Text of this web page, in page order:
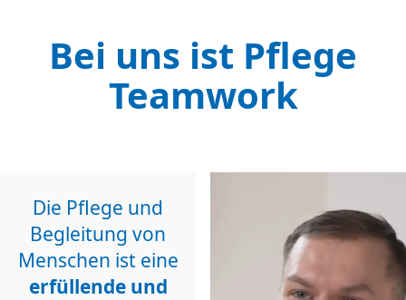
Bei uns ist Pflege
Teamwork
Die Pflege und
Begleitung von
Menschen ist eine
erfüllende und